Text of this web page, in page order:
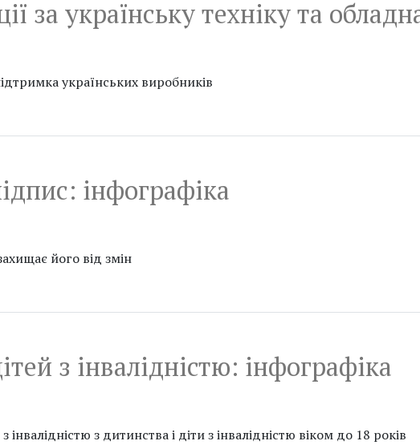
за українську техніку та
українських виробників
інфографіка
його від змін
з інвалідністю: інфографіка
з дитинства і діти з інвалідністю віком до 18 років